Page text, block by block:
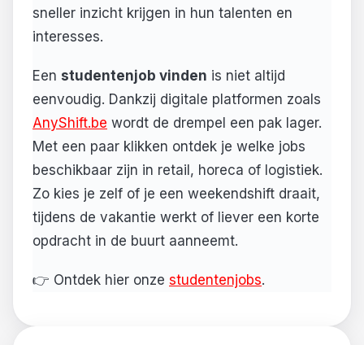
sneller inzicht krijgen in hun talenten en
interesses.
Een studentenjob vinden is niet altijd
eenvoudig. Dankzij digitale platformen zoals
AnyShift.be wordt de drempel een pak lager.
Met een paar klikken ontdek je welke jobs
beschikbaar zijn in retail, horeca of logistiek.
Zo kies je zelf of je een weekendshift draait,
tijdens de vakantie werkt of liever een korte
opdracht in de buurt aanneemt.
👉 Ontdek hier onze studentenjobs.